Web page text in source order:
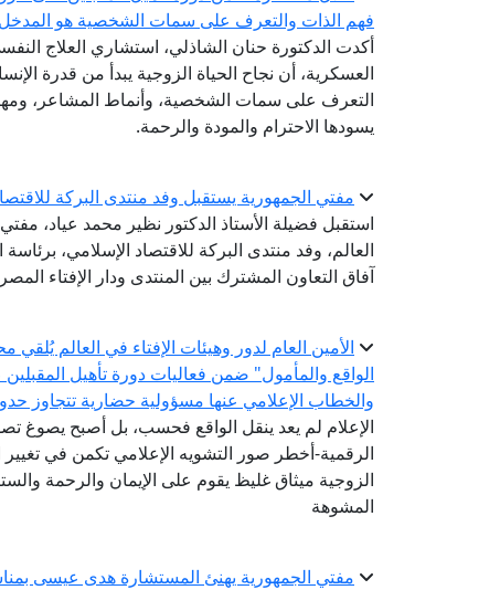
فهم الذات والتعرف على سمات الشخصية هو المدخل
أكدت الدكتورة حنان الشاذلي، استشاري العلاج
العسكرية، أن نجاح الحياة الزوجية يبدأ من قدرة
التعرف على سمات الشخصية، وأنماط المشاعر،
يسودها الاحترام والمودة والرحمة.
مفتي الجمهورية يستقبل وفد منتدى البركة
استقبل فضيلة الأستاذ الدكتور نظير محمد عياد،
العالم، وفد منتدى البركة للاقتصاد الإسلامي،
آفاق التعاون المشترك بين المنتدى ودار الإفتاء
الأمين العام لدور وهيئات الإفتاء في العالم
الواقع والمأمول" ضمن فعاليات دورة تأهيل
والخطاب الإعلامي عنها مسؤولية حضارية تتجاوز
الإعلام لم يعد ينقل الواقع فحسب، بل أصبح
الرقمية-أخطر صور التشويه الإعلامي تكمن في
الزوجية ميثاق غليظ يقوم على الإيمان والرحمة
المشوهة
مفتي الجمهورية يهنئ المستشارة هدى عيسى